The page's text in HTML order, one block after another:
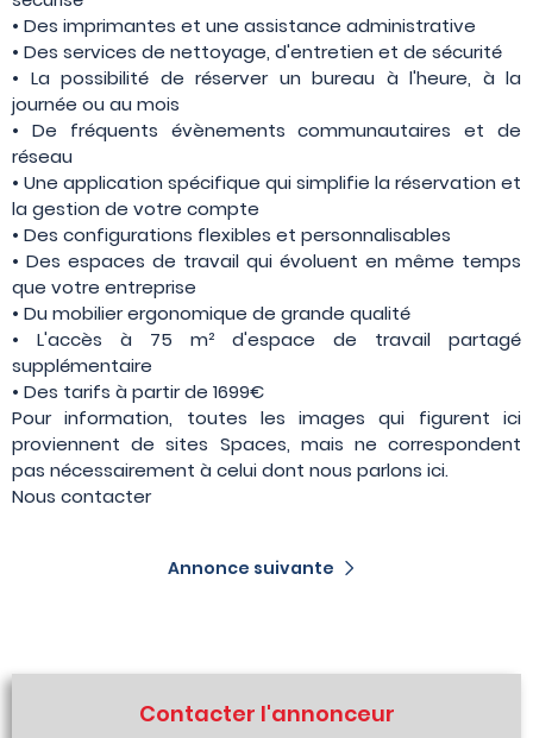
• Des imprimantes et une assistance administrative
• Des services de nettoyage, d'entretien et de sécurité
• La possibilité de réserver un bureau à l'heure, à la
journée ou au mois
• De fréquents évènements communautaires et de
réseau
• Une application spécifique qui simplifie la réservation et
la gestion de votre compte
• Des configurations flexibles et personnalisables
• Des espaces de travail qui évoluent en même temps
que votre entreprise
• Du mobilier ergonomique de grande qualité
• L'accès à 75 m² d'espace de travail partagé
supplémentaire
• Des tarifs à partir de 1699€
Pour information, toutes les images qui figurent ici
proviennent de sites Spaces, mais ne correspondent
pas nécessairement à celui dont nous parlons ici.
Nous contacter
Annonce suivante
Contacter l'annonceur